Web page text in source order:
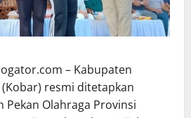
– Kabupaten
resmi ditetapkan
Olahraga Provinsi